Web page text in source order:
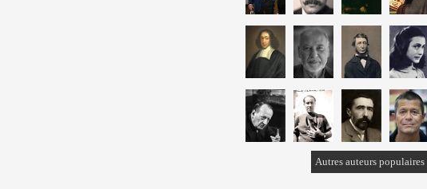
Autres auteurs populaires